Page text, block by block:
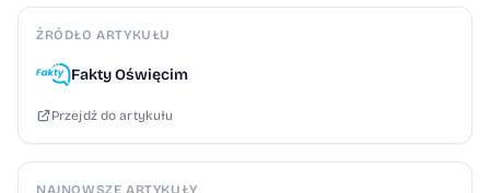
ŹRÓDŁO ARTYKUŁU
Fakty Oświęcim
Przejdź do artykułu